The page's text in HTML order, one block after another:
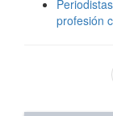
profesión